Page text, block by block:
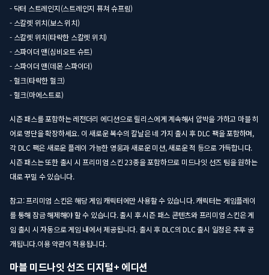
- 닥터 스트레인지(스트레인지 퓨쳐 슈프림)
- 스칼렛 위치(보스 위치)
- 스칼렛 위치(타락한 스칼렛 위치)
- 스파이더 맨(심비오트 슈트)
- 스파이더 맨(데몬 스파이더)
- 헐크(타락한 헐크)
- 헐크(마에스트로)
시즌 패스를 포함하는 레전더리 에디션으로 릴리스에게 계속해서 압박을 가하고 마블 히
어로 명단을 확장하세요. 이 새로운 복수의 칼날은 네 가지 출시 후 DLC 팩을 포함하며,
각 DLC 팩은 새로운 플레이 가능한 영웅과 새로운 미션, 새로운 적 등으로 가득합니다.
시즌 패스는 또한 출시 시 프리미엄 스킨 23종을 포함하므로 미드나잇 선즈 팀을 원하는
대로 꾸밀 수 있습니다.
참고: 프리미엄 스킨은 해당 게임 캐릭터에만 사용할 수 있습니다. 캐릭터는 게임플레이
를 통해 잠금 해제해야 할 수 있습니다. 출시 후 시즌 패스 콘텐츠와 프리미엄 스킨은 게
임 출시 시 자동으로 게임 내에서 제공됩니다. 출시 후 DLC의 DLC 출시 일정은 추후 공
개됩니다.이용 약관이 적용됩니다.
마블 미드나잇 선즈 디지털+ 에디션